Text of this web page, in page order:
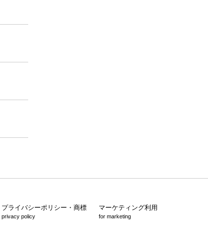
プライバシーポリシー・商標
privacy policy
マーケティング利用
for marketing